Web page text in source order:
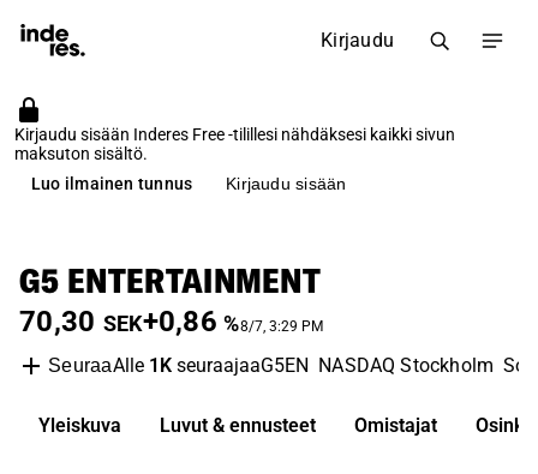
Kirjaudu
Kirjaudu sisään Inderes Free -tilillesi nähdäksesi kaikki sivun
maksuton sisältö.
Luo ilmainen tunnus
Kirjaudu sisään
G5 ENTERTAINMENT
70,30 SEK+0,86 %8/7, 3:29 PM
SeuraaAlle 1KseuraajaaG5EN NASDAQ Stockholm
Yleiskuva Luvut & ennusteet Omistajat Osinko